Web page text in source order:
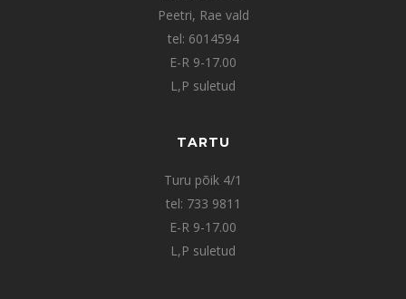
Peetri, Rae vald
tel: 6014594
E-R 9-17.00
L,P suletud
TARTU
Turu põik 4/1
tel: 733 9811
E-R 9-17.00
L,P suletud